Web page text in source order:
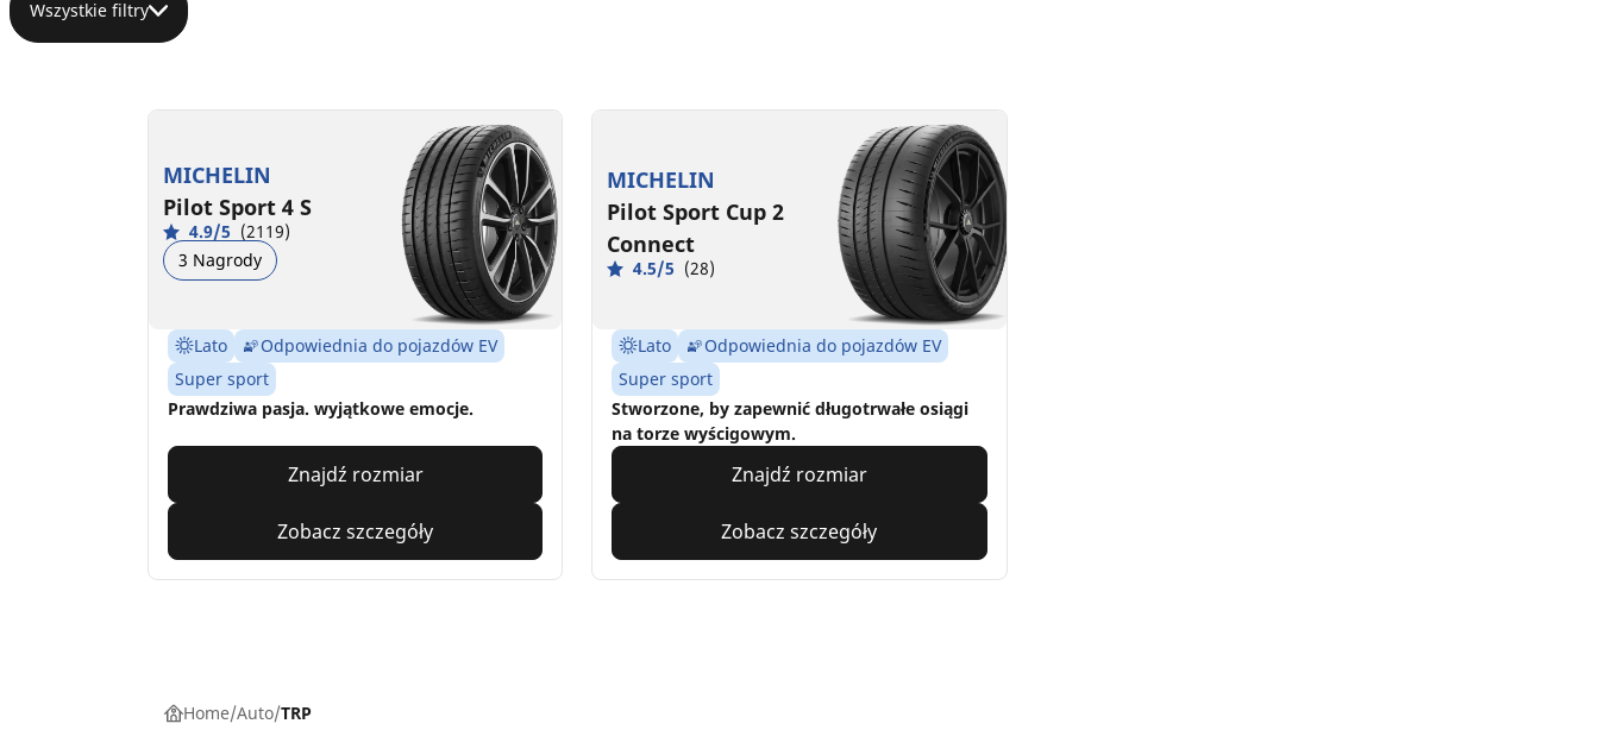
Wszystkie filtry
MICHELIN
Pilot Sport 4 S
4.9/5 (2119)
3 Nagrody
Lato
Odpowiednia do pojazdów EV
Super sport
Prawdziwa pasja. wyjątkowe emocje.
Znajdź rozmiar
Zobacz szczegóły
MICHELIN
Pilot Sport Cup 2
Connect
4.5/5 (28)
Lato
Odpowiednia do pojazdów EV
Super sport
Stworzone, by zapewnić długotrwałe osiągi
na torze wyścigowym.
Znajdź rozmiar
Zobacz szczegóły
Home Auto TRP